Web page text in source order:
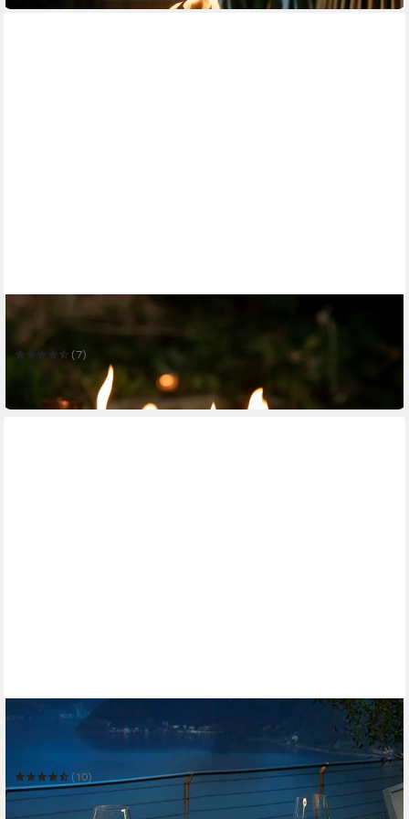
GRAURAUM
(7)
in 2-3 Werktagen bei dir
Tischfeuer Ethanol Tischkamin Indoor Outdoor Eckig/Rund
Kamin Tischfeuerstelle
(10)
25,99 € UVP45,99 €